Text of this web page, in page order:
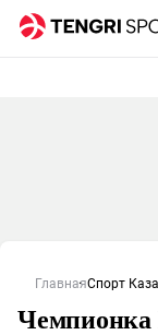
ГлавнаяСпорт
Чемпионка